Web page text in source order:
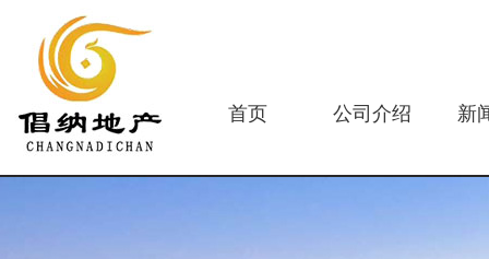
首页 公司介绍 新